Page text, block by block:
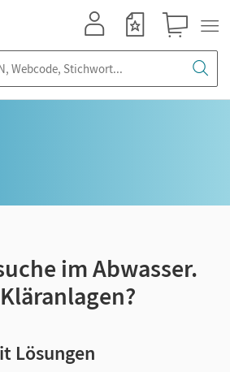
im Abwasser.
Lösungen